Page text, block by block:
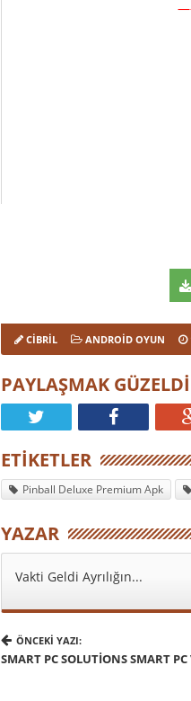
CIBRIL ANDROID OYUN
PAYLAŞMAK
ETIKETLER
Pinball Deluxe Premium Apk
YAZAR
Vakti Geldi Ayrılığın...
ÖNCEKI YAZI:
SMART PC SOLUTIONS SMART PC